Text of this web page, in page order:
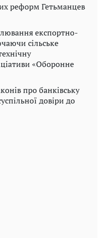
реформ Гетьманцев
експортно-
сільське
«Оборонне
про банківську
довіри до